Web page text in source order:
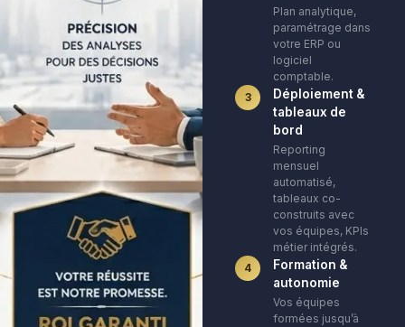
Plan analytique,
paramétrage dans
votre ERP ou
logiciel
comptable.
3
Déploiement &
tableaux de
bord
Reporting
mensuel
automatisé,
tableaux co-
construits avec
vos équipes, KPIs
métier intégrés.
4
Formation &
autonomie
Vos équipes
formées jusqu’à